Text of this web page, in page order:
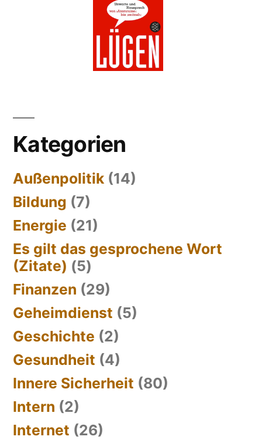
Kategorien
Außenpolitik (14)
Bildung (7)
Energie (21)
Es gilt das gesprochene Wort
(Zitate) (5)
Finanzen (29)
Geheimdienst (5)
Geschichte (2)
Gesundheit (4)
Innere Sicherheit (80)
Intern (2)
Internet (26)